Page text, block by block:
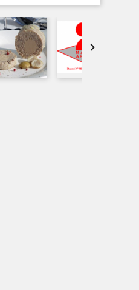
